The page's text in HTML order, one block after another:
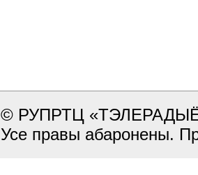
© РУПРТЦ
Усе правы абаронены.